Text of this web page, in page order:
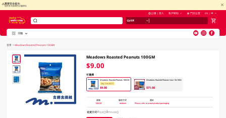
V
重要安全提示:
慎防冒充惠康的詐騙網站
註冊 | 登入 客戶幫助 門店位置 EN | 中
送貨
分類
首頁 >Meadows Roasted Peanuts 100GM
Meadows Roasted Peanuts 100GM
$9.00
可選擇
Meadows Roasted Peanuts 100GM
Buy 3 for $22.5
$9.00
Meadows Roasted Peanuts Case 10x100G
$71.00
規格
100GM
儲存方式
Ambient
產地
Please refer to actual product packaging
送貨方式 送貨 門市自取